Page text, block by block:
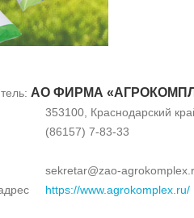
АО ФИРМА
353100, Краснодарский
(86157) 7-83-33
sekretar@zao-
https://www.agrokomplex.ru/